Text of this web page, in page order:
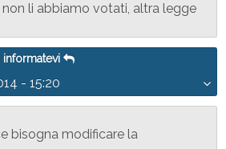
li abbiamo votati, altra legge
informatevi
- 15:20
bisogna modificare la